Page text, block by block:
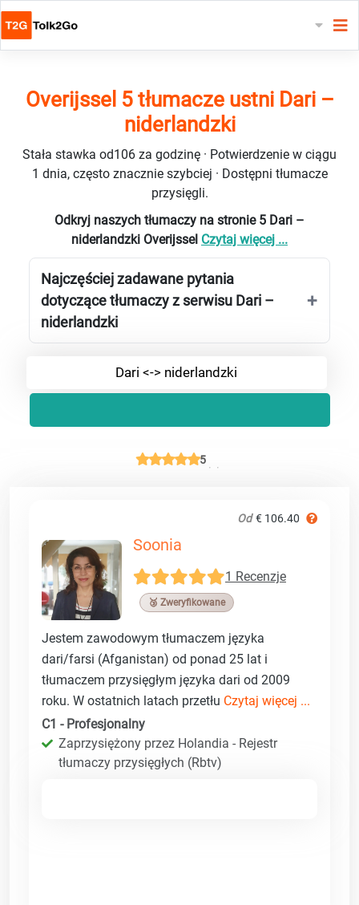
Overĳssel 5 tłumacze ustni Dari –
niderlandzki
Stała stawka od106 za godzinę · Potwierdzenie w ciągu
1 dnia, często znacznie szybciej · Dostępni tłumacze
przysięgli.
Odkryj naszych tłumaczy na stronie 5 Dari –
niderlandzki Overĳssel Czytaj więcej ...
Najczęściej zadawane pytania
dotyczące tłumaczy z serwisu Dari –
niderlandzki
Dari <-> niderlandzki
5
Od € 106.40
Soonia
1 Recenzje
🥉 Zweryfikowane
Jestem zawodowym tłumaczem języka
dari/farsi (Afganistan) od ponad 25 lat i
tłumaczem przysięgłym języka dari od 2009
roku. W ostatnich latach przetłu Czytaj więcej ...
C1 - Profesjonalny
Zaprzysiężony przez Holandia - Rejestr
tłumaczy przysięgłych (Rbtv)